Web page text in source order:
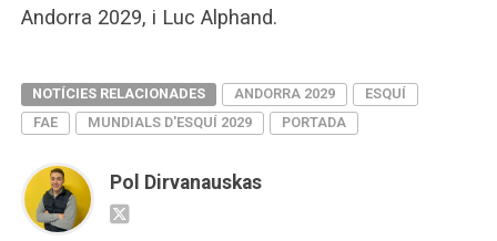
Andorra 2029, i Luc Alphand.
NOTÍCIES RELACIONADES ANDORRA 2029
ESQUÍ
FAE
MUNDIALS D'ESQUÍ 2029 PORTADA
Pol Dirvanauskas